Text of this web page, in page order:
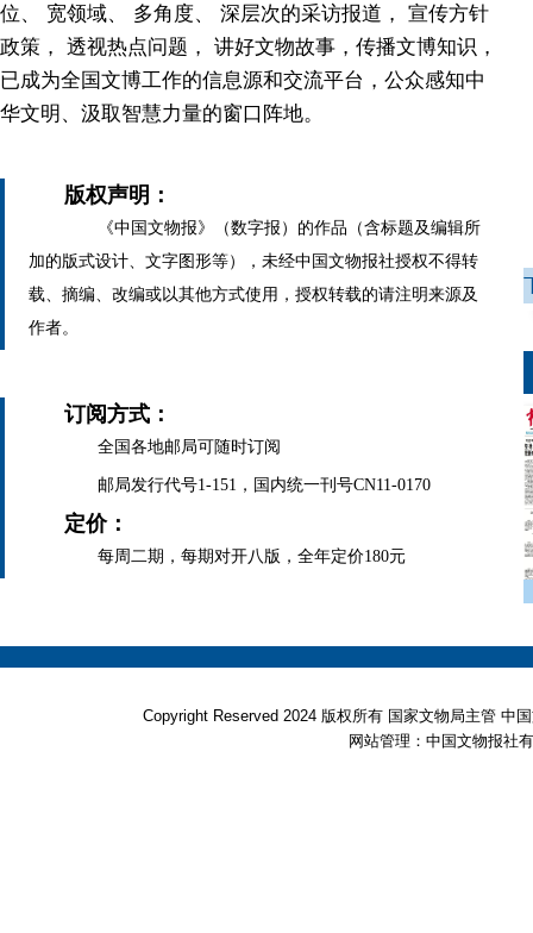
位、 宽领域、 多角度、 深层次的采访报道， 宣传方针
政策， 透视热点问题， 讲好文物故事，传播文博知识，
已成为全国文博工作的信息源和交流平台，公众感知中
华文明、汲取智慧力量的窗口阵地。
版权声明：
《中国文物报》（数字报）的作品（含标题及编辑所
加的版式设计、文字图形等），未经中国文物报社授权不得转
载、摘编、改编或以其他方式使用，授权转载的请注明来源及
作者。
订阅方式：
全国各地邮局可随时订阅
邮局发行代号1-151，国内统一刊号CN11-0170
定价：
每周二期，每期对开八版，全年定价180元
Copyright Reserved 2024 版权所有 国家文物局主管
网站管理：中国文物报社